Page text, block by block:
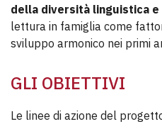
della diversità linguistica
lettura in famiglia come
sviluppo armonico nei primi
GLI OBIETTIVI
Le linee di azione del